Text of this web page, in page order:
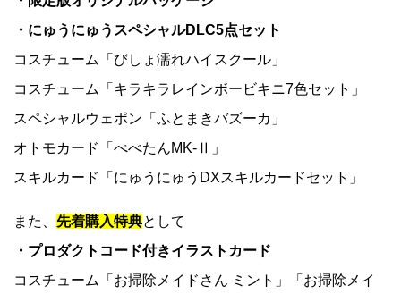
・にゅうにゅうスペシャルDLC5点セット
コスチューム「びしょ濡れハイスクール」
コスチューム「キラキラレインボービキニ7色セット」
スペシャルウェポン「ふとまきバズーカ」
オトモカード「べべたんMK-Ⅱ」
スキルカード「にゅうにゅうDXスキルカードセット」
また、 先着購入特典として
・プロダクトコード付きイラストカード
コスチューム「お掃除メイドさん ミント」「お掃除メイ